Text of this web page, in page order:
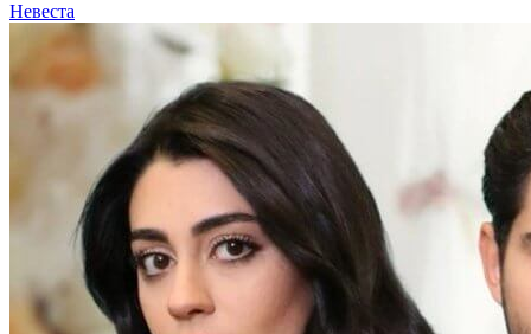
Невеста